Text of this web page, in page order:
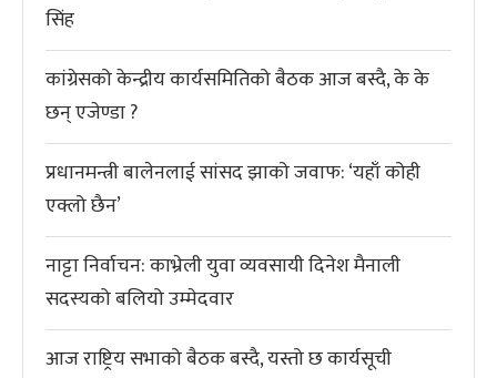
सिंह
कांग्रेसको केन्द्रीय कार्यसमितिको बैठक आज बस्दै, के के
छन् एजेण्डा ?
प्रधानमन्त्री बालेनलाई सांसद झाको जवाफ: ‘यहाँ कोही
एक्लो छैन’
नाट्टा निर्वाचन: काभ्रेली युवा व्यवसायी दिनेश मैनाली
सदस्यको बलियो उम्मेदवार
आज राष्ट्रिय सभाको बैठक बस्दै, यस्तो छ कार्यसूची